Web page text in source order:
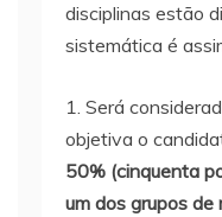
disciplinas estão
sistemática é
1. Será
objetiva o
50% (cinquenta
um dos grupos de